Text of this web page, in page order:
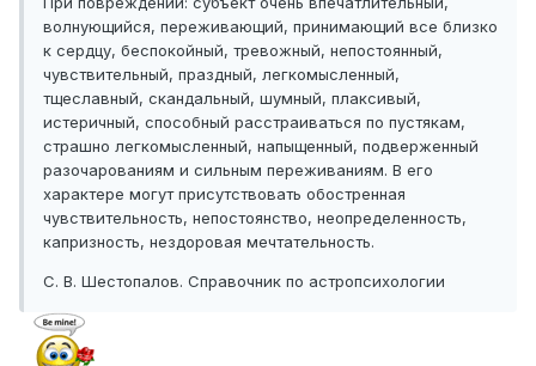
волнующийся, переживающий, принимающий все близко
к сердцу, беспокойный, тревожный, непостоянный,
чувствительный, праздный, легкомысленный,
тщеславный, скандальный, шумный, плаксивый,
истеричный, способный расстраиваться по пустякам,
страшно легкомысленный, напыщенный, подверженный
разочарованиям и сильным переживаниям. В его
характере могут присутствовать обостренная
чувствительность, непостоянство, неопределенность,
капризность, нездоровая мечтательность.
С. В. Шестопалов. Справочник по астропсихологии